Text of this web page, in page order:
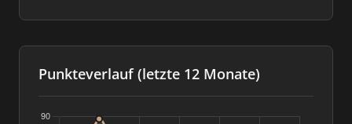
Punkteverlauf (letzte 12 Monate)